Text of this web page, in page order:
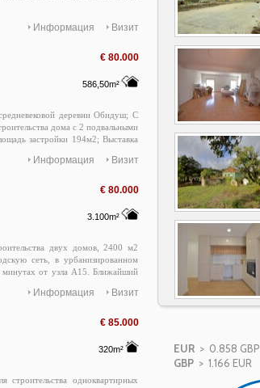
EUR > 0.858 GBP
GBP > 1.166 EUR
Визит
Информация
€ 80.000
586,50m²
деревни Обидуш; С
дома с 2 подвальными
застройки 194м2; Выставка
залива Сан-Мартинью-ду-Порту;
de-prata. pt
Визит
Информация
€ 80.000
3.100m²
двух домов, 2400 м2
сеть, в урбанизированном
минутах от узла A15. Ближайший
agostinhocosta@casas-de-
Визит
Информация
€ 85.000
320m²
одноквартирных